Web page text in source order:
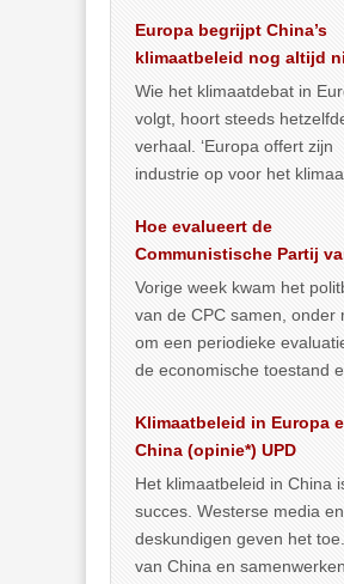
Europa begrijpt China’s
klimaatbeleid nog altijd
Wie het klimaatdebat in
volgt, hoort steeds
verhaal. ‘Europa offert zijn
industrie op voor het
vergroening… >> lees meer
Hoe evalueert de
Communistische Partij
China de economische
situatie?
Vorige week kwam het
van de CPC samen, onder
om een periodieke
de economische toestand
publiceerden… >> lees
Klimaatbeleid in Europa
China (opinie*) UPD
Het klimaatbeleid in China
succes. Westerse media en
deskundigen geven het
van China en